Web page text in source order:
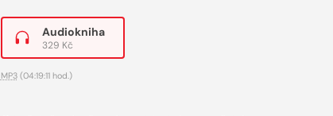
Audiokniha
329 Kč
MP3(04:19:11 hod.)